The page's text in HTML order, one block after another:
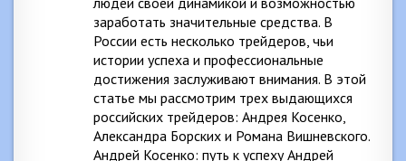
заработать значительные средства. В
России есть несколько трейдеров, чьи
истории успеха и профессиональные
достижения заслуживают внимания. В этой
статье мы рассмотрим трех выдающихся
российских трейдеров: Андрея Косенко,
Александра Борских и Романа Вишневского.
Андрей Косенко: путь к успеху Андрей